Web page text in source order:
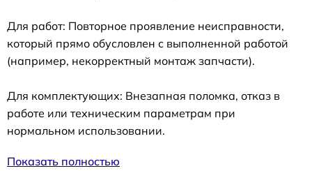
Для работ: Повторное проявление неисправности,
который прямо обусловлен с выполненной работой
(например, некорректный монтаж запчасти).
Для комплектующих: Внезапная поломка, отказ в
работе или техническим параметрам при
нормальном использовании.
Показать полностью